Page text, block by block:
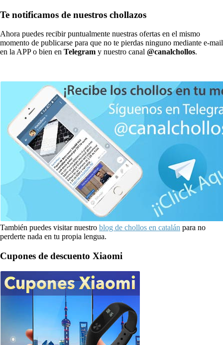
Te notificamos de nuestros chollazos
Ahora puedes recibir puntualmente nuestras ofertas en el mismo
momento de publicarse para que no te pierdas ninguno mediante e-mail
en la APP o bien en Telegram y nuestro canal @canalchollos.
También puedes visitar nuestro blog de chollos en catalán para no
perderte nada en tu propia lengua.
Cupones de descuento Xiaomi